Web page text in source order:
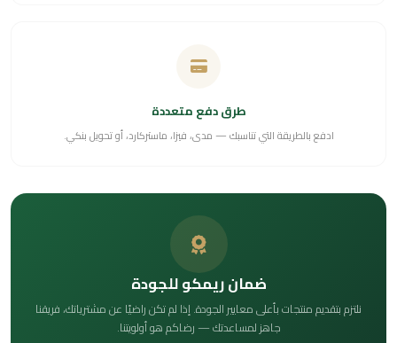
طرق دفع متعددة
ادفع بالطريقة التي تناسبك — مدى، فيزا، ماستركارد، أو تحويل بنكي.
ضمان ريمكو للجودة
نلتزم بتقديم منتجات بأعلى معايير الجودة. إذا لم تكن راضيًا عن مشترياتك، فريقنا
جاهز لمساعدتك — رضاكم هو أولويتنا.